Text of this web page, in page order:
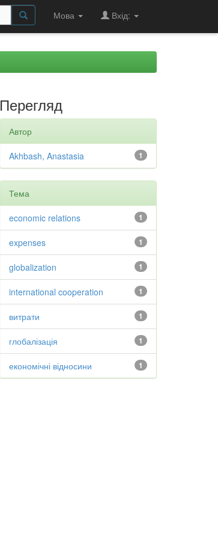
Мова Вхід:
Перегляд
Автор
1
Akhbash, Anastasia
Тема
1
economic relations
1
expenses
1
globalization
1
international cooperation
1
витрати
1
глобалізація
1
економічні відносини